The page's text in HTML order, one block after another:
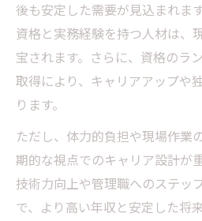
後も安定した需要が見込まれま
資格と実務経験を持つ人材は、
宝されます。さらに、資格のラ
取得により、キャリアアップや
ります。
ただし、体力的負担や現場作業
期的な視点でのキャリア設計が
技術力向上や管理職へのステッ
で、より高い年収と安定した将